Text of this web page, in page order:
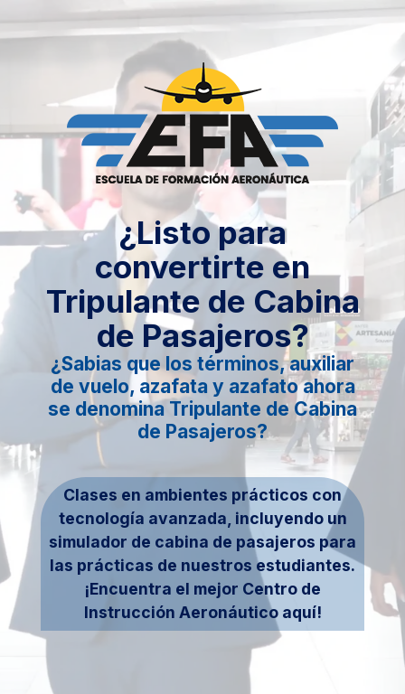
contenido
¿Listo para
convertirte en
Tripulante de Cabina
de Pasajeros?
¿Sabias que los términos, auxiliar
de vuelo, azafata y azafato ahora
se denomina Tripulante de Cabina
de Pasajeros?
Clases en ambientes prácticos con
tecnología avanzada, incluyendo un
simulador de cabina de pasajeros para
las prácticas de nuestros estudiantes.
¡Encuentra el mejor Centro de
Instrucción Aeronáutico aquí!